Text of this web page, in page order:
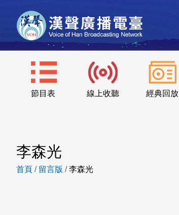
節目表 線上收聽 經典回放
李森光
首頁 / 留言版 /李森光